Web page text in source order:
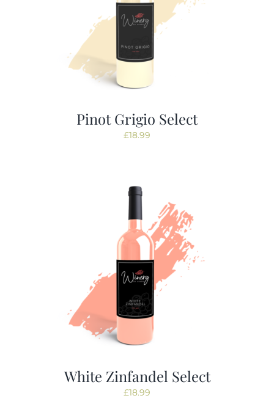
Pinot Grigio Select
£18.99
White Zinfandel Select
£18.99